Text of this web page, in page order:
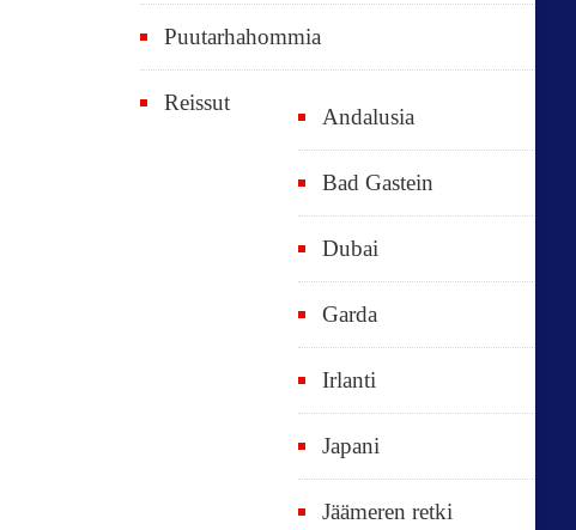
Puutarhahommia
Reissut
Andalusia
Bad Gastein
Dubai
Garda
Irlanti
Japani
Jäämeren retki